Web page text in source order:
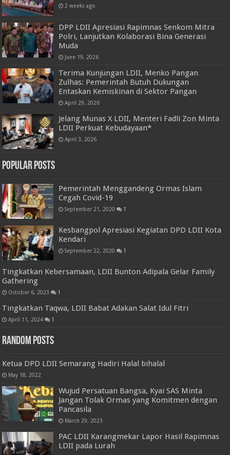
2 weeks ago
DPP LDII Apresiasi Rapimnas Senkom Mitra
Polri, Lanjutkan Kolaborasi Bina Generasi
Muda
June 19, 2026
Terima Kunjungan LDII, Menko Pangan
Zulhas: Pemerintah Butuh Dukungan
Entaskan Kemiskinan di Sektor Pangan
April 29, 2026
Jelang Munas X LDII, Menteri Fadli Zon Minta
LDII Perkuat Kebudayaan*
April 3, 2026
Popular Posts
Pemerintah Menggandeng Ormas Islam
Cegah Covid-19
September 21, 2020 1
Kesbangpol Apresiasi Kegiatan DPD LDII Kota
Kendari
September 22, 2020 1
Tingkatkan Kebersamaan, LDII Bunton Adipala Gelar Family
Gathering
October 6, 2023 1
Tingkatkan Taqwa, LDII Babat Adakan Salat Idul Fitri
April 11, 2024 1
Random Posts
Ketua DPD LDII Semarang Hadiri Halal bihalal
May 18, 2022
Wujud Persatuan Bangsa, Kyai SAS Minta
Jangan Tolak Ormas yang Komitmen dengan
Pancasila
March 29, 2023
PAC LDII Karangmekar Lapor Hasil Rapimnas
LDII pada Lurah